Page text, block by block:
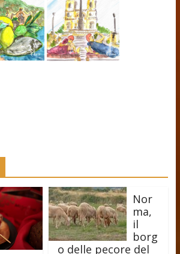
Nor
ma,
il
borg
o delle pecore del